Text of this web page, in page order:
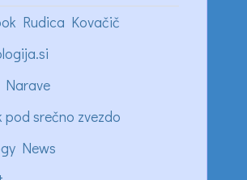
Rudica Kovačič
pod srečno zvezdo
News